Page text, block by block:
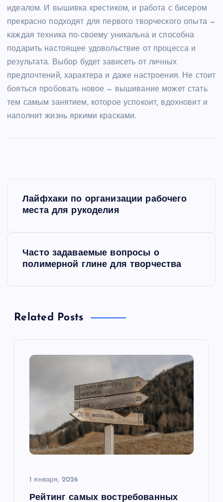
идеалом. И вышивка крестиком, и работа с бисером
прекрасно подходят для первого творческого опыта —
каждая техника по-своему уникальна и способна
подарить настоящее удовольствие от процесса и
результата. Выбор будет зависеть от личных
предпочтений, характера и даже настроения. Не стоит
бояться пробовать новое — вышивание может стать
тем самым занятием, которое успокоит, вдохновит и
наполнит жизнь яркими красками.
а
Лайфхаки по организации рабочего
места для рукоделия
Часто задаваемые вопросы о
полимерной глине для творчества
Related Posts
1 января, 2026
Рейтинг самых востребованных